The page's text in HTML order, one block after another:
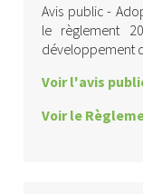
Avis public -
le règlement
développement
Voir l'avis
Voir le